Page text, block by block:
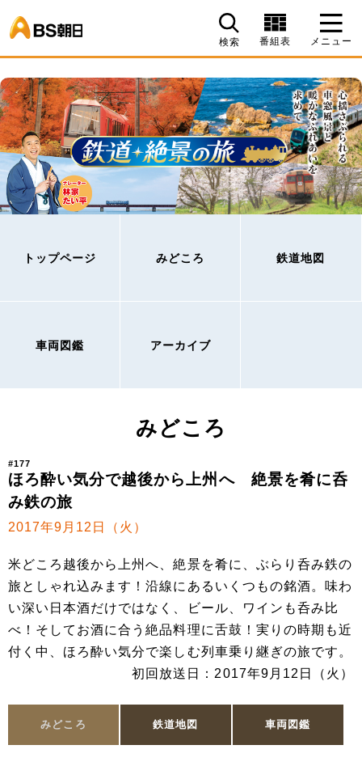
検索 番組表 メニュー
トップページ みどころ 鉄道地図
車両図鑑 アーカイブ
みどころ
#177
ほろ酔い気分で越後から上州へ 絶景を肴に呑
み鉄の旅
2017年9月12日（火）
米どころ越後から上州へ、絶景を肴に、ぶらり呑み鉄の
旅としゃれ込みます！沿線にあるいくつもの銘酒。味わ
い深い日本酒だけではなく、ビール、ワインも呑み比
べ！そしてお酒に合う絶品料理に舌鼓！実りの時期も近
付く中、ほろ酔い気分で楽しむ列車乗り継ぎの旅です。
初回放送日：2017年9月12日（火）
みどころ 鉄道地図 車両図鑑